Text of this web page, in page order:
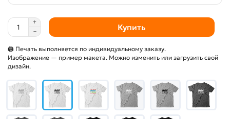
Купить
🖨 Печать выполняется по индивидуальному заказу.
Изображение — пример макета. Можно изменить или загрузить свой
дизайн.